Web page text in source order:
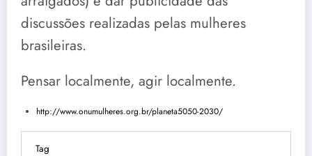
discussões realizadas pelas mulheres
brasileiras.
Pensar localmente, agir localmente.
http://www.onumulheres.org.br/planeta5050-2030/
Tag